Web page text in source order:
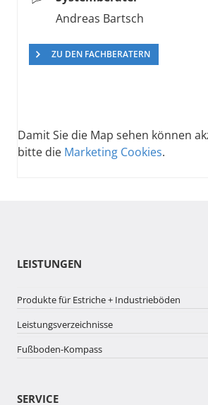
Andreas Bartsch
ZU DEN FACHBERATERN
Damit Sie die Map sehen können
bitte die Marketing Cookies.
LEISTUNGEN
Produkte für Estriche + Industrieböden
Leistungsverzeichnisse
Fußboden-Kompass
SERVICE